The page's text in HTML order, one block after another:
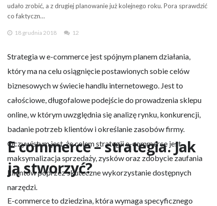
Strategia w e-commerce jest spójnym planem działania,
który ma na celu osiągnięcie postawionych sobie celów
biznesowych w świecie handlu internetowego. Jest to
całościowe, długofalowe podejście do prowadzenia sklepu
online, w którym uwzględnia się analizę rynku, konkurencji,
badanie potrzeb klientów i określanie zasobów firmy.
Oczywistym jest, że celem strategii e-commerce jest
maksymalizacja sprzedaży, zysków oraz zdobycie zaufania
klientów poprzez skuteczne wykorzystanie dostępnych
narzędzi.
E commerce – strategia. Jak
ją stworzyć?
E-commerce to dziedzina, która wymaga specyficznego
udało zrobić, a z drugiej planowanie już kolejnego roku. Pora sprawdzić
co faktyczn…
18 grudnia 2018 12